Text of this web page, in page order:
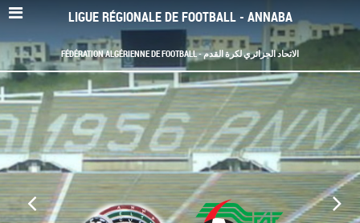
LIGUE RÉGIONALE DE FOOTBALL - ANNABA
FÉDÉRATION ALGÉRIENNE DE FOOTBALL - الاتحاد الجزائري لكرة القدم